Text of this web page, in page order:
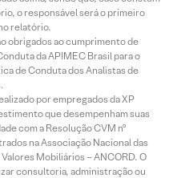
o responsável será o primeiro
relatório.
obrigados ao cumprimento de
da APIMEC Brasil para o
de Conduta dos Analistas de
por empregados da XP
que desempenham suas
com a Resolução CVM nº
na Associação Nacional das
Mobiliários – ANCORD. O
consultoria, administração ou